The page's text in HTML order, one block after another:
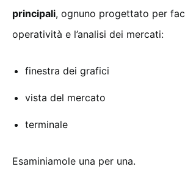
principali, ognuno progettato per
operatività e l’analisi dei mercati:
finestra dei grafici
vista del mercato
terminale
Esaminiamole una per una.